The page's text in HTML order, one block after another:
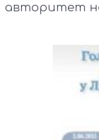
авторитет на